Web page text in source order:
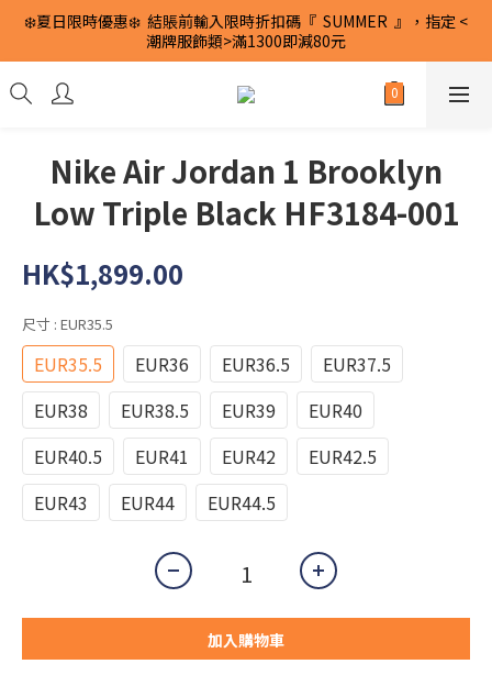
❄️夏日限時優惠❄️  結賬前輸入限時折扣碼『  SUMMER  』，指定 <
潮牌服飾類>滿1300即減80元
Nike Air Jordan 1 Brooklyn
Low Triple Black HF3184-001
HK$1,899.00
尺寸 : EUR35.5
EUR35.5 EUR36 EUR36.5
EUR37.5
EUR38
EUR38.5 EUR39
EUR40
EUR40.5
EUR41 EUR42
EUR42.5
EUR43
EUR44 EUR44.5
加入購物車